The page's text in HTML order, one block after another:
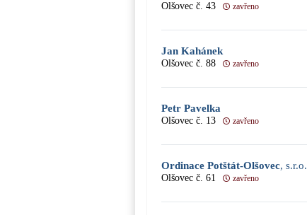
Olšovec č. 43 zavřeno
Jan Kahánek
Olšovec č. 88 zavřeno
Petr Pavelka
Olšovec č. 13 zavřeno
Ordinace Potštát-Olšovec, s.r.o.
Olšovec č. 61 zavřeno